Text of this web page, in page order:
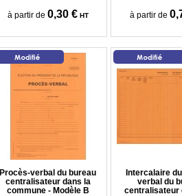
à partir de 0,30 € HT à partir de
Procès-verbal du bureau
centralisateur dans la
commune - Modèle B
Intercalaire
verbal du
centralisateur